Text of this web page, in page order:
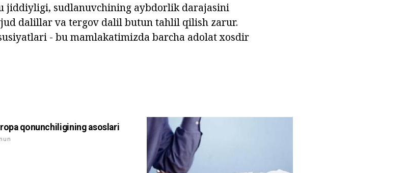
jiddiyligi, sudlanuvchining aybdorlik darajasini
dalillar va tergov dalil butun tahlil qilish zarur.
- bu mamlakatimizda barcha adolat xosdir
qonunchiligining asoslari